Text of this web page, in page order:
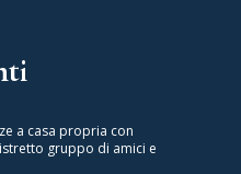
a casa propria con
gruppo di amici e